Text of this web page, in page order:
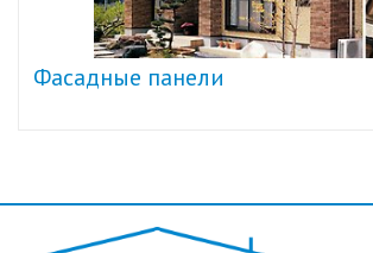
Фасадные панели